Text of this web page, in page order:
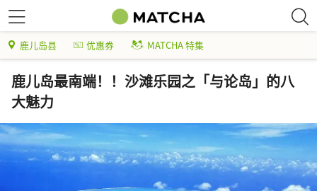
鹿儿岛县 优惠券 MATCHA 特集
鹿儿岛最南端！！沙滩乐园之「与论岛」的八
大魅力